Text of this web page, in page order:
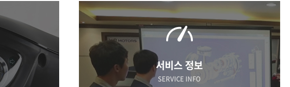
서비스 정보
SERVICE INFO